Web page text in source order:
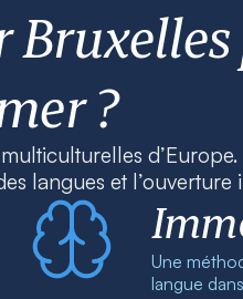
?
langues et l’ouverture
Une
langue